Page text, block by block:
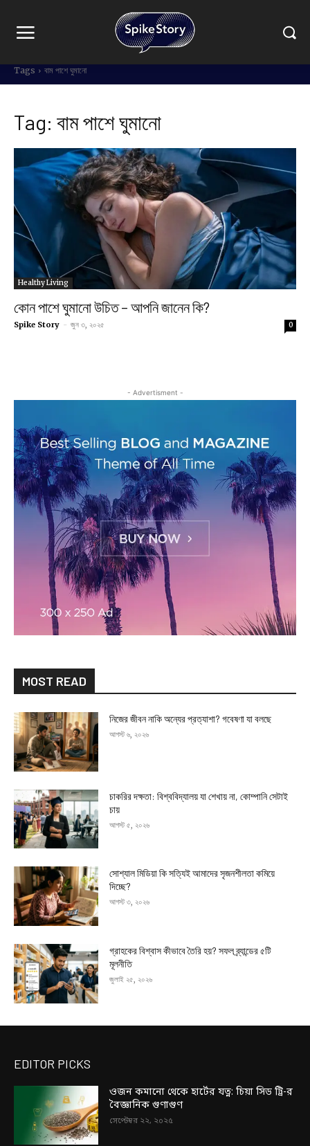
Tags বাম পাশে ঘুমানো
Tag: বাম পাশে ঘুমানো
Healthy Living
কোন পাশে ঘুমানো উচিত – আপনি জানেন কি?
Spike Story - জুন ৩, ২০২৫ 0
- Advertisment -
MOST READ
নিজের জীবন নাকি অন্যের প্রত্যাশা? গবেষণা যা বলছে
আগস্ট ৬, ২০২৬
চাকরির দক্ষতা: বিশ্ববিদ্যালয় যা শেখায় না, কোম্পানি সেটাই
চায়
আগস্ট ৫, ২০২৬
সোশ্যাল মিডিয়া কি সত্যিই আমাদের সৃজনশীলতা কমিয়ে
দিচ্ছে?
আগস্ট ৩, ২০২৬
গ্রাহকের বিশ্বাস কীভাবে তৈরি হয়? সফল ব্র্যান্ডের ৫টি
মূলনীতি
জুলাই ২৫, ২০২৬
EDITOR PICKS
ওজন কমানো থেকে হার্টের যত্ন: চিয়া সিড ট্রি-র
বৈজ্ঞানিক গুণাগুণ
সেপ্টেম্বর ২২, ২০২৫